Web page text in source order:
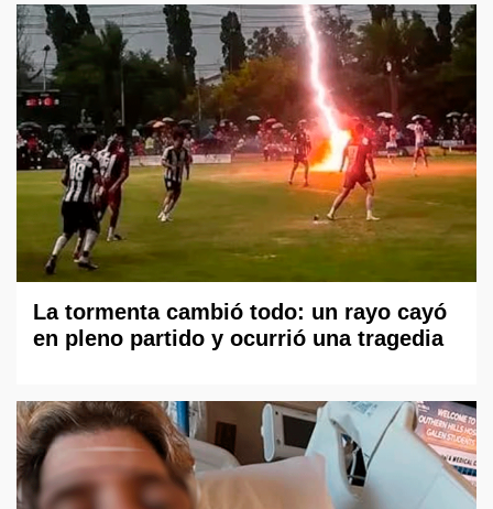
La tormenta cambió todo: un rayo cayó
en pleno partido y ocurrió una tragedia